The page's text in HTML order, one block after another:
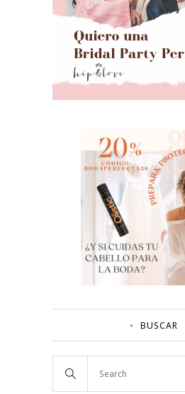
BUSCAR